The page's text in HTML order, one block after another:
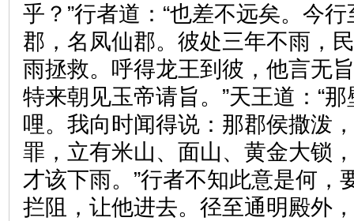
乎？”行者道：“也差不远矣。今
郡，名凤仙郡。彼处三年不雨，
雨拯救。呼得龙王到彼，他言无
特来朝见玉帝请旨。”天王道：“
哩。我向时闻得说：那郡侯撒泼
罪，立有米山、面山、黄金大锁
才该下雨。”行者不知此意是何，
拦阻，让他进去。径至通明殿外